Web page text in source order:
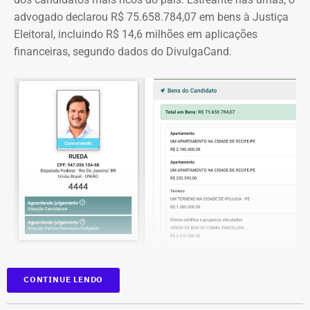
Deputado Fábio Silva em declaração de bens em 2026 — Foto:
advogado declarou R$ 75.658.784,07 em bens à Justiça
Eleitoral, incluindo R$ 14,6 milhões em aplicações
financeiras, segundo dados do DivulgaCand.
Além dos investimentos, a carteira de imóveis de Rueda
se espalha por seis cidades de quatro estados. Na
declaração aparecem casas, apartamentos, terrenos e
CONTINUE LENDO